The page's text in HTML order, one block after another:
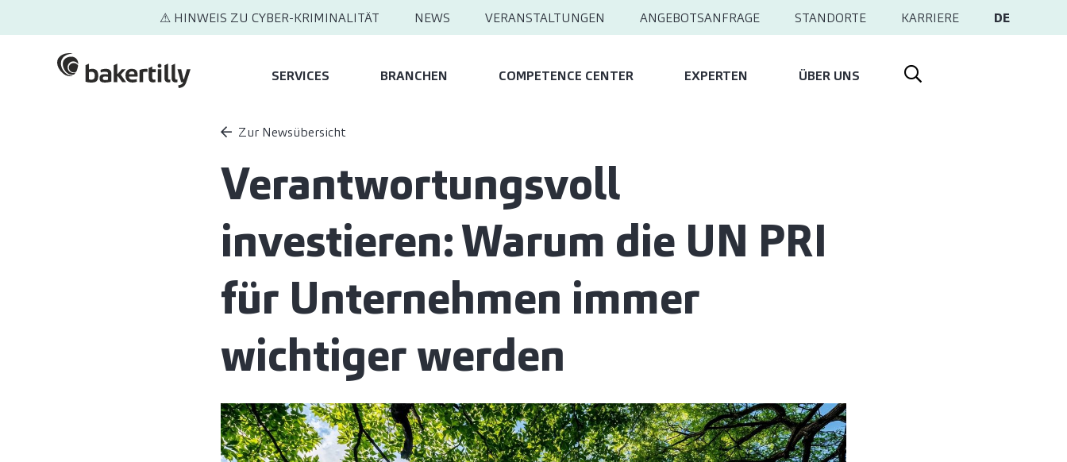
⚠ HINWEIS ZU CYBER-KRIMINALITÄT NEWS VERANSTALTUNGEN ANGEBOTSANFRAGE STANDORTE KARRIERE DE
SERVICES BRANCHEN COMPETENCE CENTER EXPERTEN ÜBER UNS
Zur Newsübersicht
Verantwortungsvoll
investieren: Warum die UN PRI
für Unternehmen immer
wichtiger werden